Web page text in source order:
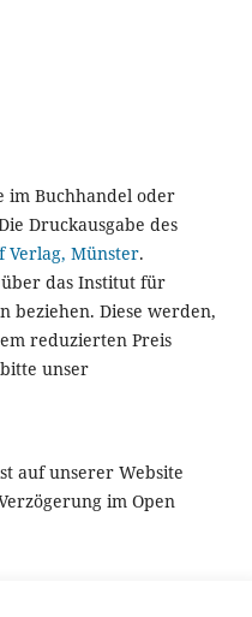
im Buchhandel oder
Druckausgabe des
Verlag, Münster.
das Institut für
beziehen. Diese werden,
reduzierten Preis
unser
auf unserer Website
im Open